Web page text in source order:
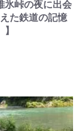
氷峠の夜に出会
た鉄道の記憶